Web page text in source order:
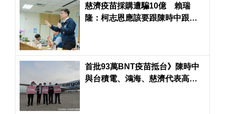
慈濟疫苗採購遭騙10億 賴瑞
隆：柯志恩應該要跟陳時中跟民
首批93萬BNT疫苗抵台》陳時中
與台積電、鴻海、慈濟代表高舉